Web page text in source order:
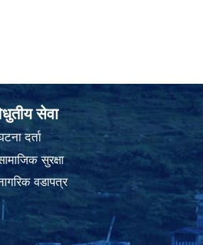
सेवा
दर्ता
सुरक्षा
वडापत्र